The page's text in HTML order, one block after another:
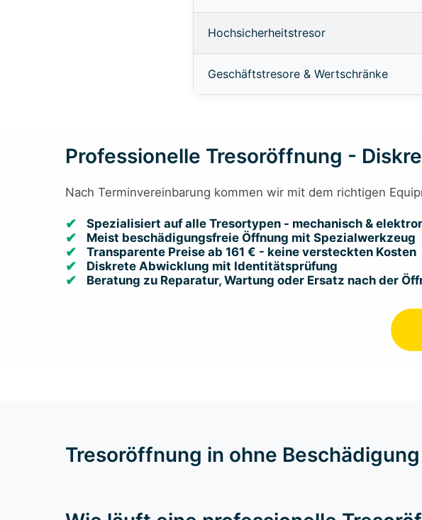
Hochsicherheitstresor
Geschäftstresore & Wertschränke
Professionelle Tresoröffnung -
Nach Terminvereinbarung kommen wir mit dem richtigen
Spezialisiert auf alle Tresortypen - mechanisch &
Meist beschädigungsfreie Öffnung mit Spezialwerkzeug
Transparente Preise ab 161 € - keine versteckten Kosten
Diskrete Abwicklung mit Identitätsprüfung
Beratung zu Reparatur, Wartung oder Ersatz nach der
Tresoröffnung in ohne